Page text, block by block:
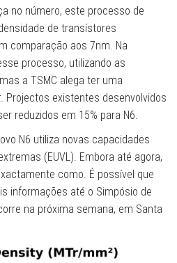
no número, este processo de
de transístores
comparação aos 7nm. Na
processo, utilizando as
a TSMC alega ter uma
Projectos existentes desenvolvidos
reduzidos em 15% para N6.
N6 utiliza novas capacidades
(EUVL). Embora até agora,
como. É possível que
informações até o Simpósio de
na próxima semana, em Santa